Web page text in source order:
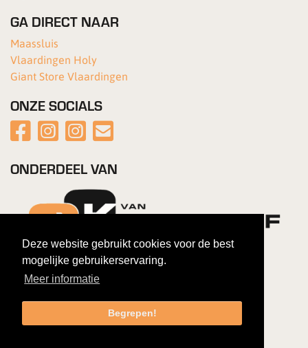
Deze website gebruikt cookies voor de best
mogelijke gebruikerservaring.
Meer informatie
Begrepen!
GA DIRECT NAAR
Maassluis
Vlaardingen Holy
Giant Store Vlaardingen
ONZE SOCIALS
ONDERDEEL VAN
Copyright 2026 Van Kortenhof Fietsen